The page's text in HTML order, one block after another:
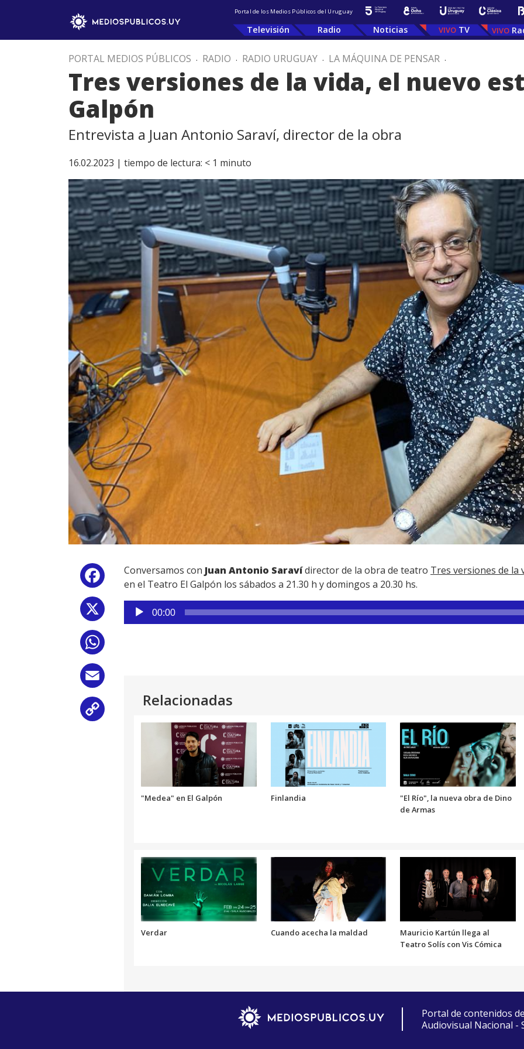
Portal de los Medios Públicos del Uruguay
Televisión Radio Noticias TV
PORTAL MEDIOS PÚBLICOS . RADIO . RADIO URUGUAY . LA MÁQUINA DE PENSAR .
Tres versiones de la vida, el nuevo
Galpón
Entrevista a Juan Antonio Saraví, director de la obra
16.02.2023 | tiempo de lectura: < 1 minuto
Facebook
Conversamos con Juan Antonio Saravídirector de la obra de teatro Tres versiones de la
en el Teatro El Galpón los sábados a 21.30 h y domingos a 20.30 hs.
Reproductor
de
00:00
Relacionadas
"Medea" en El Galpón Finlandia
"El Río", la nueva obra de Dino
de Armas
Verdar Cuando acecha la maldad
Mauricio Kartún llega al
Teatro Solís con Vis Cómica
Portal de contenidos
Audiovisual Nacional -